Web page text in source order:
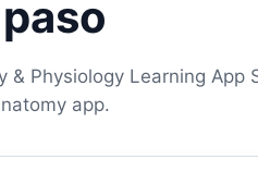
& Physiology Learning
app.